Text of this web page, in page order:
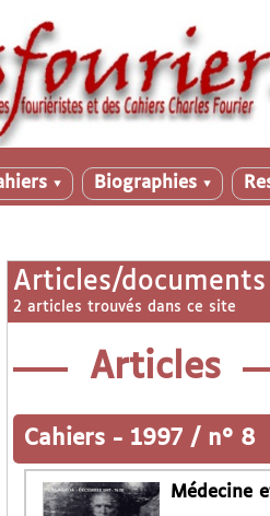
▼ Biographies ▼
Articles/
2 articles trouvés dans ce site
Articles
Cahiers - 1997 / n° 8
Médecine